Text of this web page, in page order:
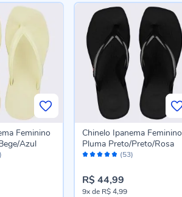
Feminino
Azul
Avaliação: (53)
Chinelo Ipanema Feminino
Pluma Preto/Preto/Rosa
R$ 44,99
9xde R$ 4,99